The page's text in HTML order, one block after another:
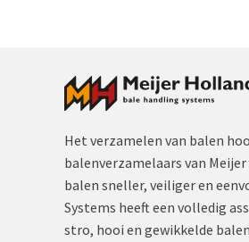
Het verzamelen van balen
balenverzamelaars van
balen sneller, veiliger en
Systems heeft een volledig
stro, hooi en gewikkelde